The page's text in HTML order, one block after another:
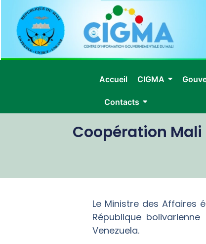
Accueil CIGMA
Contacts
Coopération Mali
Le Ministre des Affaires
République
Venezuela.